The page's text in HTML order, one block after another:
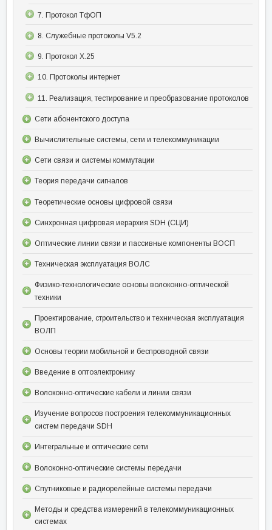
7. Протокол ТфОП
8. Служебные протоколы V5.2
9. Протокол Х.25
10. Протоколы интернет
11. Реализация, тестирование и преобразование протоколов
Сети абонентского доступа
Вычислительные системы, сети и телекоммуникации
Сети связи и системы коммутации
Теория передачи сигналов
Теоретические основы цифровой связи
Синхронная цифровая иерархия SDH (СЦИ)
Оптические линии связи и пассивные компоненты ВОСП
Техническая эксплуатация ВОЛС
Физико-технологические основы волоконно-оптической
техники
Проектирование, строительство и техническая эксплуатация
ВОЛП
Основы теории мобильной и беспроводной связи
Введение в оптоэлектронику
Волоконно-оптические кабели и линии связи
Изучение вопросов построения телекоммуникационных
систем передачи SDH
Интегральные и оптические сети
Волоконно-оптические системы передачи
Спутниковые и радиорелейные системы передачи
Методы и средства измерений в телекоммуникационных
системах